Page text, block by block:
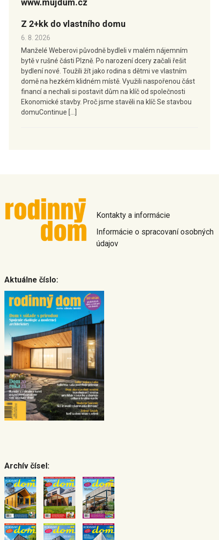
www.mujdum.cz
Z 2+kk do vlastního domu
6. 8. 2026
Manželé Weberovi původně bydleli v malém nájemním
bytě v rušné části Plzně. Po narození dcery začali řešit
bydlení nové. Toužili žít jako rodina s dětmi ve vlastním
domě na hezkém klidném místě. Využili naspořenou část
financí a nechali si postavit dům na klíč od společnosti
Ekonomické stavby. Proč jsme stavěli na klíč Se stavbou
domuContinue […]
Kontakty a informácie
Informácie o spracovaní osobných
údajov
Aktuálne číslo:
Archív čísel: